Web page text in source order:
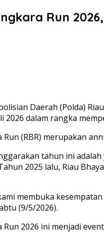
Run
Daerah (Polda)
2026 dalam rangka
Run (RBR) merupakan
tahun ini
2025 lalu, Riau
membuka
(9/5/2026).
Run 2026 ini menjadi